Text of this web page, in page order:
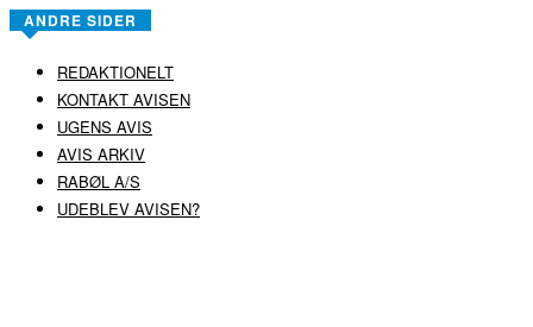
ANDRE SIDER
REDAKTIONELT
KONTAKT AVISEN
UGENS AVIS
AVIS ARKIV
RABØL A/S
UDEBLEV AVISEN?